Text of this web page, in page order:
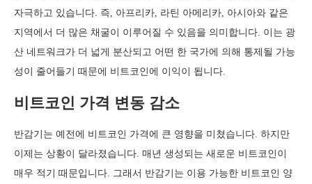
자극하고 있습니다. 즉, 아프리카, 라틴 아메리카, 아시아와 같은
지역에서 더 많은 채굴이 이루어질 수 있음을 의미합니다. 이는 광
산 네트워크가 더 넓게 분산되고 어떤 한 국가에 의해 통제될 가능
성이 줄어들기 때문에 비트코인에 이익이 됩니다.
비트코인 가격 변동 감소
반감기는 예전에 비트코인 가격에 큰 영향을 미쳤습니다. 하지만
이제는 상황이 달라졌습니다. 매년 생성되는 새로운 비트코인이
매우 적기 때문입니다. 그래서 반감기는 이용 가능한 비트코인 양